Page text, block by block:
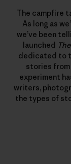
The campfire
As long as
we’ve been
launched
dedicated to
stories from
experiment
writers,
the types of